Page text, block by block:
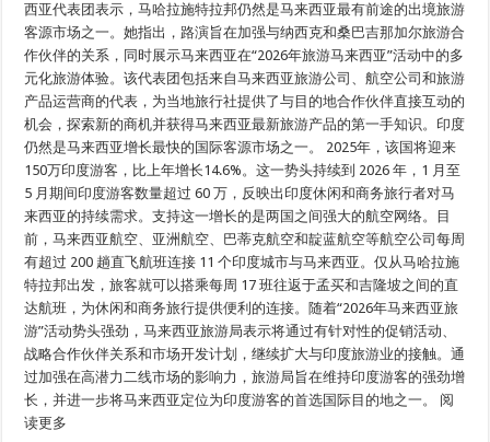
西亚代表团表示，马哈拉施特拉邦仍然是马来西亚最有前途的出境旅游
客源市场之一。她指出，路演旨在加强与纳西克和桑巴吉那加尔旅游合
作伙伴的关系，同时展示马来西亚在“2026年旅游马来西亚”活动中的多
元化旅游体验。该代表团包括来自马来西亚旅游公司、航空公司和旅游
产品运营商的代表，为当地旅行社提供了与目的地合作伙伴直接互动的
机会，探索新的商机并获得马来西亚最新旅游产品的第一手知识。印度
仍然是马来西亚增长最快的国际客源市场之一。 2025年，该国将迎来
150万印度游客，比上年增长14.6%。这一势头持续到 2026 年，1 月至
5 月期间印度游客数量超过 60 万，反映出印度休闲和商务旅行者对马
来西亚的持续需求。支持这一增长的是两国之间强大的航空网络。目
前，马来西亚航空、亚洲航空、巴蒂克航空和靛蓝航空等航空公司每周
有超过 200 趟直飞航班连接 11 个印度城市与马来西亚。仅从马哈拉施
特拉邦出发，旅客就可以搭乘每周 17 班往返于孟买和吉隆坡之间的直
达航班，为休闲和商务旅行提供便利的连接。随着“2026年马来西亚旅
游”活动势头强劲，马来西亚旅游局表示将通过有针对性的促销活动、
战略合作伙伴关系和市场开发计划，继续扩大与印度旅游业的接触。通
过加强在高潜力二线市场的影响力，旅游局旨在维持印度游客的强劲增
长，并进一步将马来西亚定位为印度游客的首选国际目的地之一。 阅
读更多